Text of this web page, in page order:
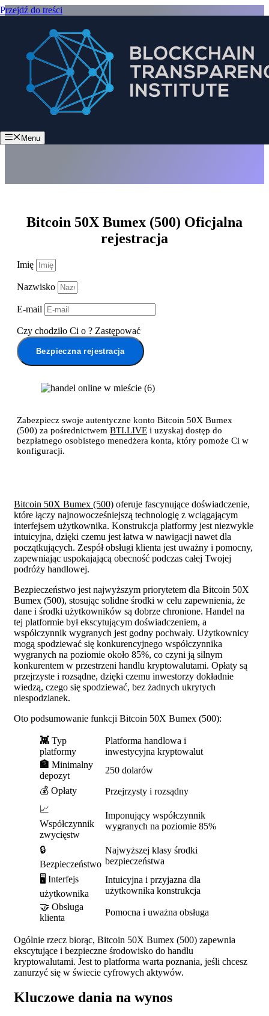
Przejdź do treści
Menu
Bitcoin 50X Bumex (500) Oficjalna
rejestracja
Zabezpiecz swoje autentyczne konto Bitcoin 50X Bumex
(500) za pośrednictwem BTI.LIVE i uzyskaj dostęp do
bezpłatnego osobistego menedżera konta, który pomoże Ci w
konfiguracji.
Imię
Nazwisko
E-mail
Czy chodziło Ci o ? Zastępować
Bezpieczna rejestracja
Bitcoin 50X Bumex (500) oferuje fascynujące doświadczenie,
które łączy najnowocześniejszą technologię z wciągającym
interfejsem użytkownika. Konstrukcja platformy jest niezwykle
intuicyjna, dzięki czemu jest łatwa w nawigacji nawet dla
początkujących. Zespół obsługi klienta jest uważny i pomocny,
zapewniając uspokajającą obecność podczas całej Twojej
podróży handlowej.
Bezpieczeństwo jest najwyższym priorytetem dla Bitcoin 50X
Bumex (500), stosując solidne środki w celu zapewnienia, że
dane i środki użytkowników są dobrze chronione. Handel na
tej platformie był ekscytującym doświadczeniem, a
współczynnik wygranych jest godny pochwały. Użytkownicy
mogą spodziewać się konkurencyjnego współczynnika
wygranych na poziomie około 85%, co czyni ją silnym
konkurentem w przestrzeni handlu kryptowalutami. Opłaty są
przejrzyste i rozsądne, dzięki czemu inwestorzy dokładnie
wiedzą, czego się spodziewać, bez żadnych ukrytych
niespodzianek.
Oto podsumowanie funkcji Bitcoin 50X Bumex (500):
👾 Typ
platformy
Platforma handlowa i
inwestycyjna kryptowalut
🏦 Minimalny
depozyt
250 dolarów
💰 Opłaty
Przejrzysty i rozsądny
📈
Współczynnik
zwycięstw
Imponujący współczynnik
wygranych na poziomie 85%
🔒
Bezpieczeństwo
Najwyższej klasy środki
bezpieczeństwa
🖥️ Interfejs
użytkownika
Intuicyjna i przyjazna dla
użytkownika konstrukcja
🤝 Obsługa
klienta
Pomocna i uważna obsługa
Ogólnie rzecz biorąc, Bitcoin 50X Bumex (500) zapewnia
ekscytujące i bezpieczne środowisko do handlu
kryptowalutami. Jest to platforma warta poznania, jeśli chcesz
zanurzyć się w świecie cyfrowych aktywów.
Kluczowe dania na wynos